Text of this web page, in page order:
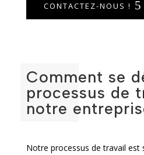
CONTACTEZ-NOUS !
Comment se
processus de
notre
Notre processus de travail